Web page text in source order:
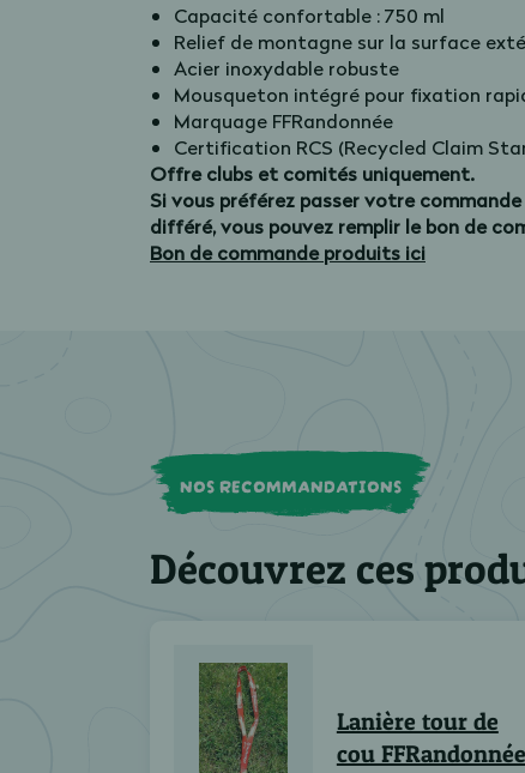
Capacité confortable : 750 ml
Relief de montagne sur la surface
Acier inoxydable robuste
Mousqueton intégré pour fixation
Marquage FFRandonnée
Certification RCS (Recycled Claim
Offre clubs et comités uniquement.
Si vous préférez passer votre
différé, vous pouvez remplir le bon de
Bon de commande produits ici
NOS RECOMMANDATIONS
Découvrez ces
Lanière tour de
cou FFRandonnée